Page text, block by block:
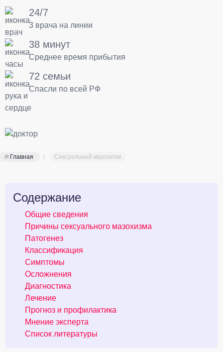
24/7
3 врача на линии
38 минут
Среднее время прибытия
72 семьи
Спасли по всей РФ
Главная Сексуальный мазохизм
Содержание
Общие сведения
Причины сексуального мазохизма
Патогенез
Классификация
Симптомы
Осложнения
Диагностика
Лечение
Прогноз и профилактика
Мнение эксперта
Список литературы